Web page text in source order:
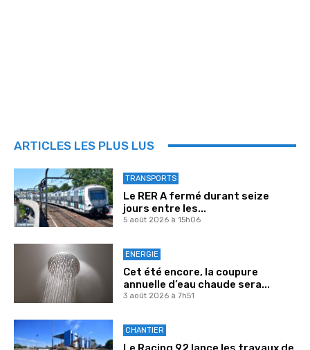
ARTICLES LES PLUS LUS
TRANSPORTS
Le RER A fermé durant seize
jours entre les...
5 août 2026 à 15h06
ENERGIE
Cet été encore, la coupure
annuelle d’eau chaude sera...
3 août 2026 à 7h51
CHANTIER